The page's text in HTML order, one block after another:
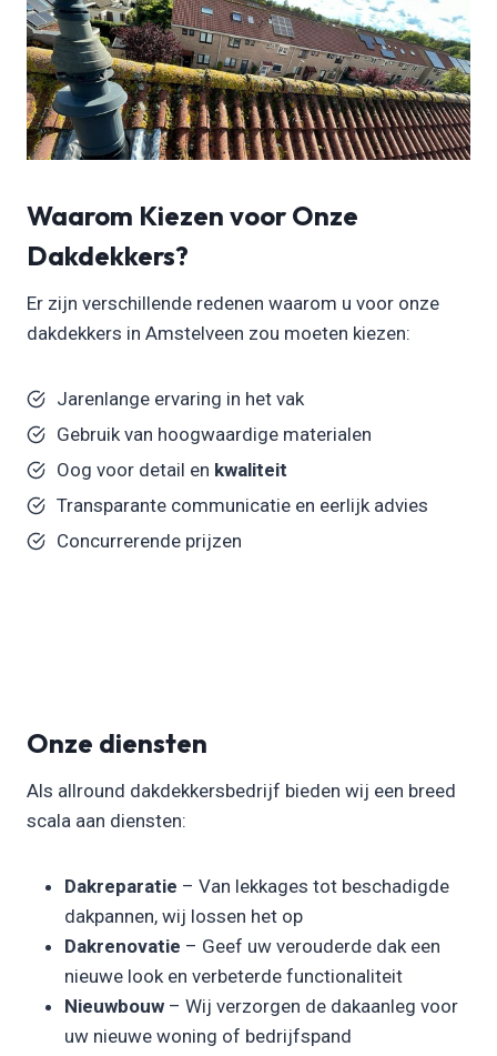
Waarom Kiezen voor Onze
Dakdekkers?
Er zijn verschillende redenen waarom u voor onze
dakdekkers in Amstelveen zou moeten kiezen:
Jarenlange ervaring in het vak
Gebruik van hoogwaardige materialen
Oog voor detail en kwaliteit
Transparante communicatie en eerlijk advies
Concurrerende prijzen
Onze diensten
Als allround dakdekkersbedrijf bieden wij een breed
scala aan diensten:
Dakreparatie – Van lekkages tot beschadigde
dakpannen, wij lossen het op
Dakrenovatie – Geef uw verouderde dak een
nieuwe look en verbeterde functionaliteit
Nieuwbouw – Wij verzorgen de dakaanleg voor
uw nieuwe woning of bedrijfspand